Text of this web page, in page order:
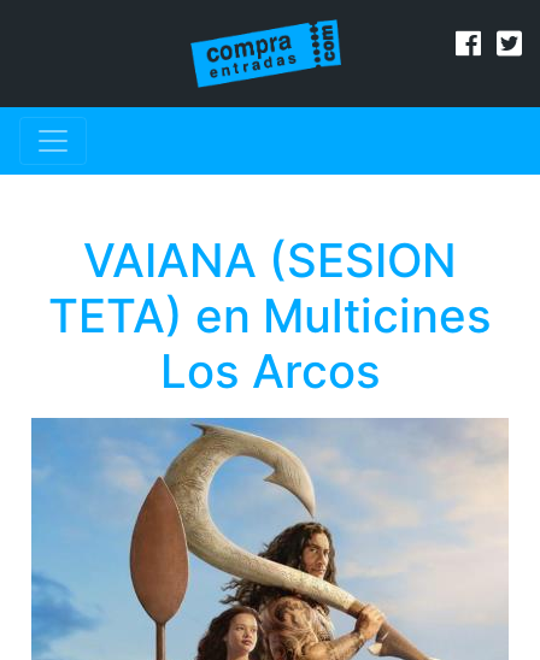
VAIANA (SESION
TETA) en Multicines
Los Arcos